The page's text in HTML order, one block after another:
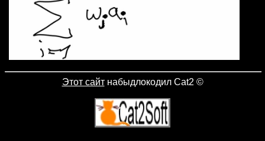
Этот сайтнабыдлокодил Cat2 ©